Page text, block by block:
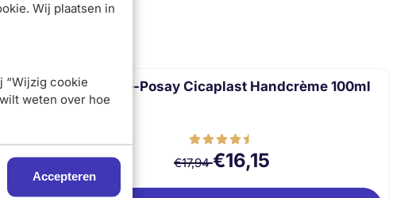
Wij plaatsen in
“Wijzig cookie
weten over hoe
Accepteren
La Roche-Posay Cicaplast Handcrème 100ml
Van 17,94 voor 16,15
€17,94€16,15